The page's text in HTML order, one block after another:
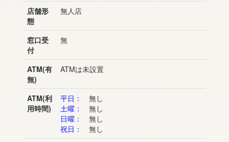
店舗形
態
無人店
窓口受
付
無
ATM(有
無)
ATMは未設置
ATM(利
用時間)
平日：
無し
土曜：
無し
日曜：
無し
祝日：
無し